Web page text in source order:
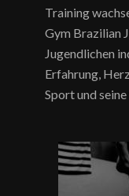
Training
Gym Brazilian
Jugendlichen
Erfahrung,
Sport und